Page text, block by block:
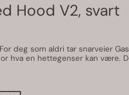
Hood V2, svart
aldri tar snarveier Gasp Distressed
hva en hettegenser kan være.
det beste – både i materialer,
premium følelse, mens den
ut uten at den føles for